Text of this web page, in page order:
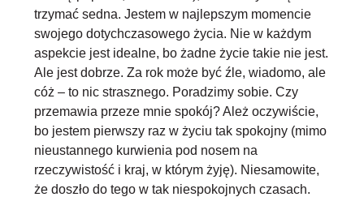
trzymać sedna.Jestem w najlepszym momencie
swojego dotychczasowego życia. Nie w każdym
aspekcie jest idealne, bo żadne życie takie nie jest.
Ale jest dobrze. Za rok może być źle, wiadomo, ale
cóż – to nic strasznego. Poradzimy sobie. Czy
przemawia przeze mnie spokój? Ależ oczywiście,
bo jestem pierwszy raz w życiu tak spokojny (mimo
nieustannego kurwienia pod nosem na
rzeczywistość i kraj, w którym żyję). Niesamowite,
że doszło do tego w tak niespokojnych czasach.